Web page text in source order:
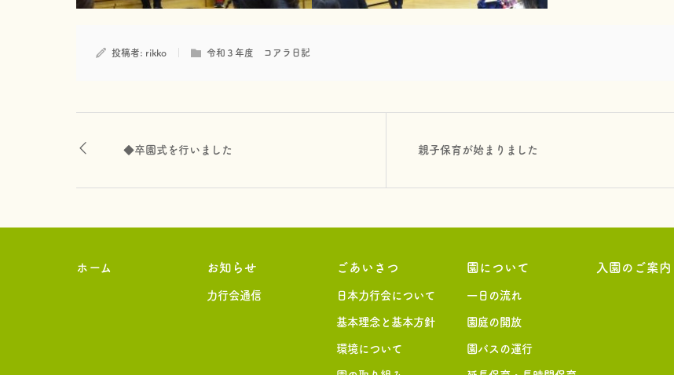
投稿者: rikko 令和３年度 コアラ日記
◆卒園式を行いました 親子保育が始まりました
ホーム お知らせ
力行会通信
ごあいさつ
日本力行会について
基本理念と基本方針
環境について
園について
一日の流れ
園庭の開放
園バスの運行
入園のご案内